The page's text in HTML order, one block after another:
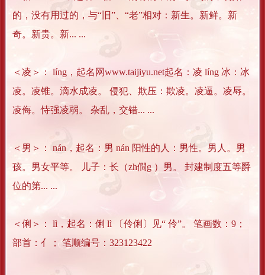
的，没有用过的，与“旧”、“老”相对：新生。新鲜。新
奇。新贵。新... ...
＜凌＞： líng，起名网www.taijiyu.net起名：凌 líng 冰：冰
凌。凌锥。滴水成凌。 侵犯、欺压：欺凌。凌逼。凌辱。
凌侮。恃强凌弱。 杂乱，交错... ...
＜男＞： nán，起名：男 nán 阳性的人：男性。男人。男
孩。男女平等。 儿子：长（zh僴g ）男。 封建制度五等爵
位的第... ...
＜俐＞： lì，起名：俐 lì 〔伶俐〕见“ 伶”。 笔画数：9；
部首：亻； 笔顺编号：323123422